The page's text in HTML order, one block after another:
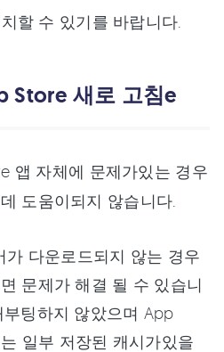
할 수 있기를 바랍니다.
Store 새로 고침e
앱 자체에 문제가있는 경우
도움이되지 않습니다.
가 다운로드되지 않는 경우
문제가 해결 될 수 있습니
팅하지 않았으며 App
일부 저장된 캐시가있을